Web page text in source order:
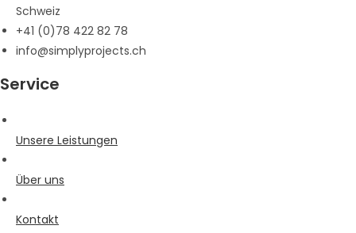
Schweiz
+41 (0)78 422 82 78
info@simplyprojects.ch
Service
Unsere Leistungen
Über uns
Kontakt